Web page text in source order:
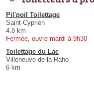
Pil'poil Toilettage
Saint-Cyprien
4.8 km
Fermée, ouvre mardi à 9h30
Toilettage du Lac
Villeneuve-de-la-Raho
6 km